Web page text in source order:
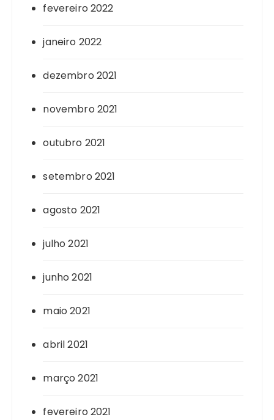
fevereiro 2022
janeiro 2022
dezembro 2021
novembro 2021
outubro 2021
setembro 2021
agosto 2021
julho 2021
junho 2021
maio 2021
abril 2021
março 2021
fevereiro 2021